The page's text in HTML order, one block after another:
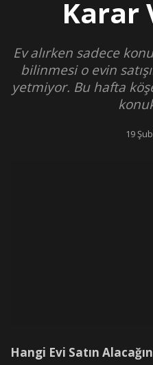
Karar
Ev alırken sadece
bilinmesi o evin
yetmiyor. Bu hafta
19
Hangi Evi Satın